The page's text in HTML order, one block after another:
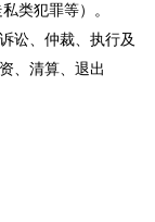
类犯罪等）。
讼、仲裁、执行及
、清算、退出